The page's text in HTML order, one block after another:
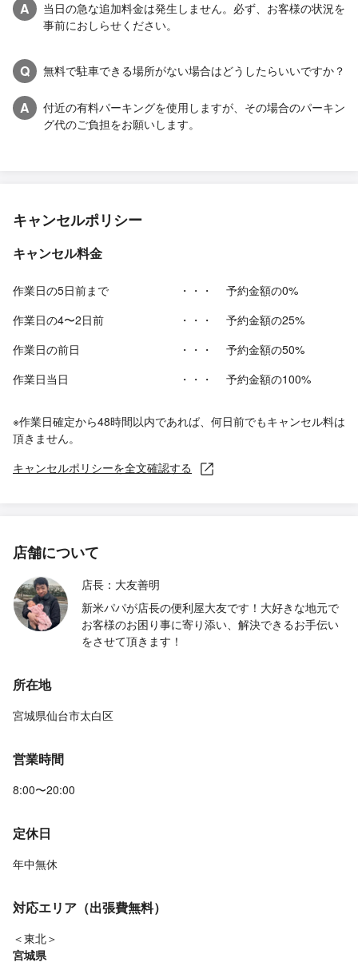
A
当日の急な追加料金は発生しません。必ず、お客様の状況を
事前におしらせください。
Q 無料で駐車できる場所がない場合はどうしたらいいですか？
A
付近の有料パーキングを使用しますが、その場合のパーキン
グ代のご負担をお願いします。
キャンセルポリシー
キャンセル料金
作業日の5日前まで ・・・
予約金額の0%
作業日の4〜2日前
・・・
予約金額の25%
作業日の前日
・・・
予約金額の50%
作業日当日
・・・ 予約金額の100%
※作業日確定から48時間以内であれば、何日前でもキャンセル料は
頂きません。
キャンセルポリシーを全文確認する
店舗について
店長：大友善明
新米パパが店長の便利屋大友です！大好きな地元で
お客様のお困り事に寄り添い、解決できるお手伝い
をさせて頂きます！
所在地
宮城県仙台市太白区
営業時間
8:00〜20:00
定休日
年中無休
対応エリア（出張費無料）
＜東北＞
宮城県